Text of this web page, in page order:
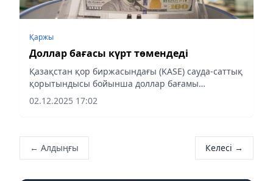
Қаржы
Доллар бағасы күрт төмендеді
Қазақстан қор биржасындағы (KASE) сауда-саттық
қорытындысы бойынша доллар бағамы
арзандады.
02.12.2025 17:02
← Алдыңғы Келесі →